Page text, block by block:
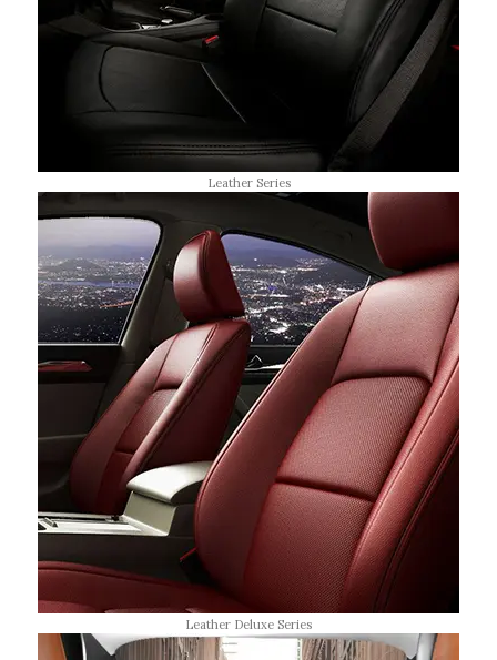
Leather Series
Leather Deluxe Series